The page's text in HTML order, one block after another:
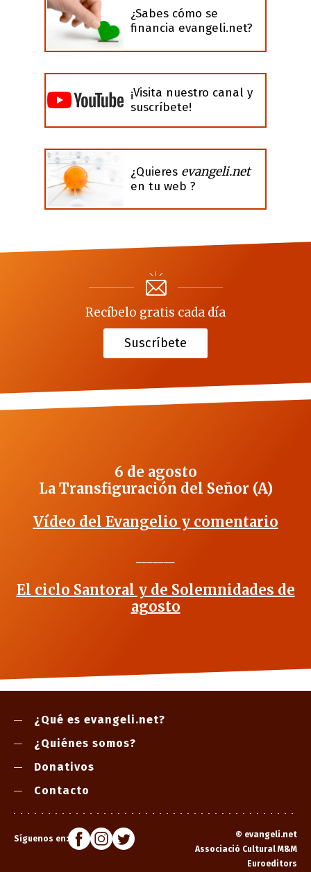
¿Sabes cómo se
financia evangeli.net?
¡Visita nuestro canal y
suscríbete!
¿Quieres evangeli.net
en tu web ?
Recíbelo gratis cada día
Suscríbete
6 de agosto
La Transfiguración del Señor (A)
Vídeo del Evangelio y comentario
El ciclo Santoral y de Solemnidades de
agosto
¿Qué es evangeli.net?
¿Quiénes somos?
Donativos
Contacto
Síguenos en: © evangeli.net
Associació Cultural M&M
Euroeditors